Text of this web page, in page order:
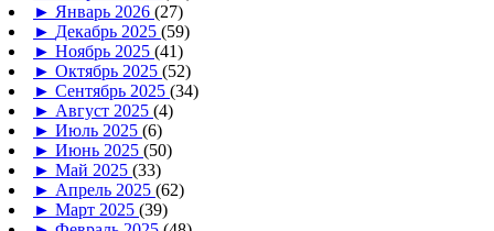
► Январь 2026 (27)
► Декабрь 2025 (59)
► Ноябрь 2025 (41)
► Октябрь 2025 (52)
► Сентябрь 2025 (34)
► Август 2025 (4)
► Июль 2025 (6)
► Июнь 2025 (50)
► Май 2025 (33)
► Апрель 2025 (62)
► Март 2025 (39)